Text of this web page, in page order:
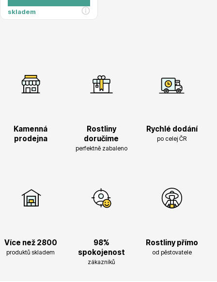
Drobná ovoce
skladem
Kamenná
prodejna
Rostliny
doručíme
perfektně zabaleno
Rychlé dodání
po celej ČR
Více než 2800
produktů skladem
98%
spokojenost
zákazníků
Rostliny přímo
od pěstovatele